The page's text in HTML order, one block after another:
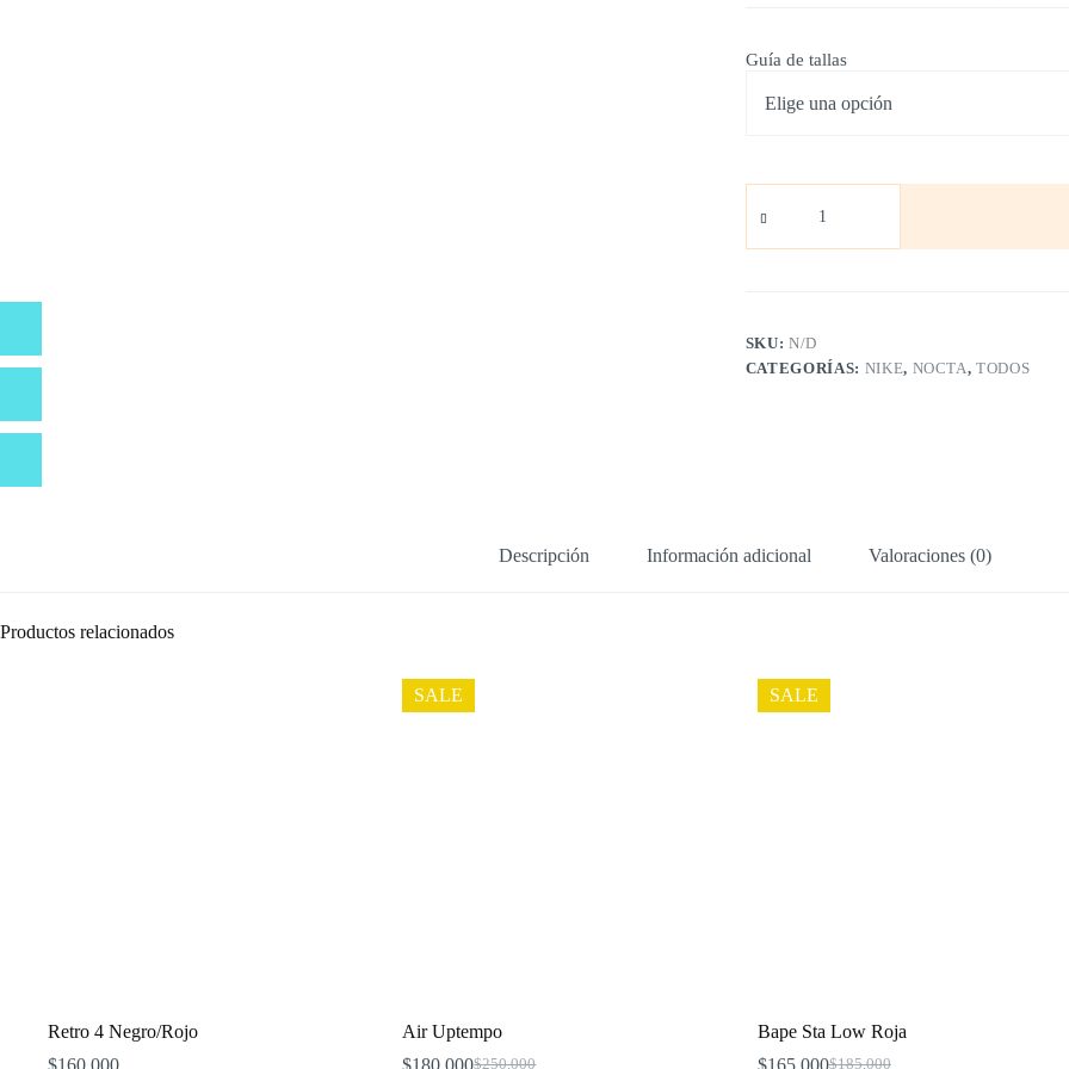
Guía de tallas
cantidad
SKU:N/D
CATEGORÍAS: NIKE, NOCTA,TODOS
Descripción Información adicional Valoraciones (0)
Productos relacionados
Retro 4 Negro/Rojo
$160,000
SALE
Air Uptempo
$250,000
$180,000
SALE
Bape Sta Low Roja
$185,000
$165,000